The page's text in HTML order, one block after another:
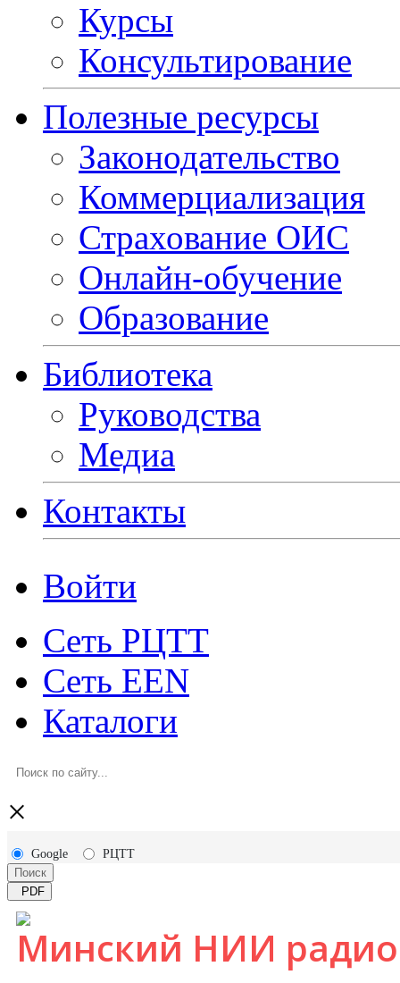
Курсы
Консультирование
Полезные ресурсы
Законодательство
Коммерциализация
Страхование ОИС
Онлайн-обучение
Образование
Библиотека
Руководства
Медиа
Контакты
Войти
Сеть РЦТТ
Сеть EEN
Каталоги
×
Google
РЦТТ
Поиск
PDF
Минский НИИ